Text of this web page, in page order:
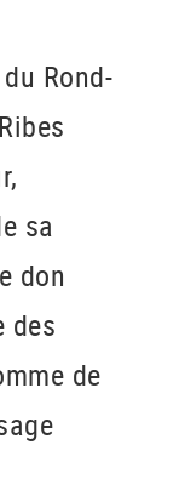
Rond-
sa
don
des
de